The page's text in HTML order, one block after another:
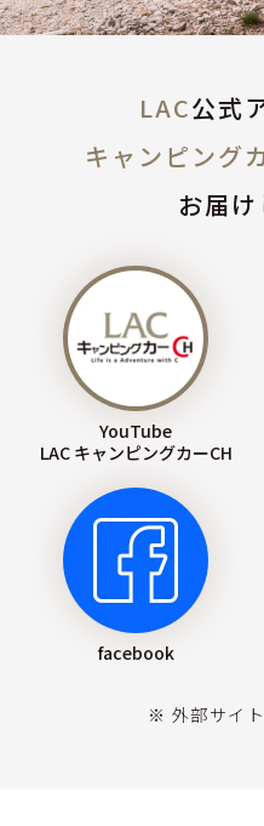
LAC公式
キャンピング
お届け
YouTube
LAC キャンピングカーCH
facebook
※ 外部サイト